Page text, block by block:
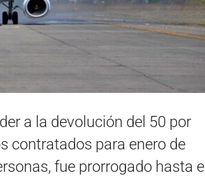
a la devolución del 50 por
contratados para enero de
fue prorrogado hasta el